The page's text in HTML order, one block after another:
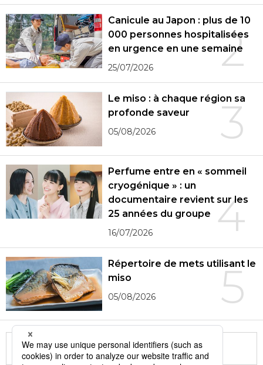
2
Canicule au Japon : plus de 10
000 personnes hospitalisées
en urgence en une semaine
25/07/2026
3
Le miso : à chaque région sa
profonde saveur
05/08/2026
4
Perfume entre en « sommeil
cryogénique » : un
documentaire revient sur les
25 années du groupe
16/07/2026
5
Répertoire de mets utilisant le
miso
05/08/2026
More in this series